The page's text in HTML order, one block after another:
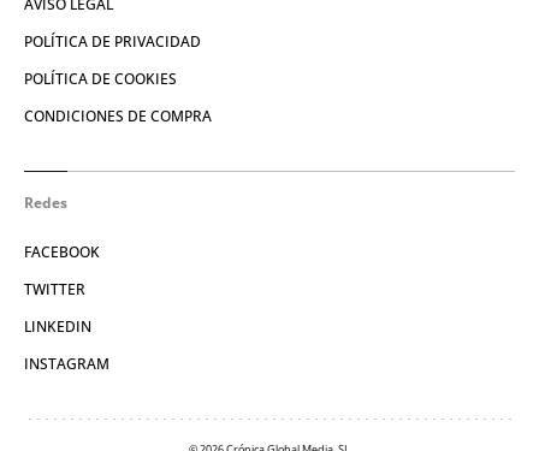
POLÍTICA DE PRIVACIDAD
POLÍTICA DE COOKIES
CONDICIONES DE COMPRA
Redes
FACEBOOK
TWITTER
LINKEDIN
INSTAGRAM